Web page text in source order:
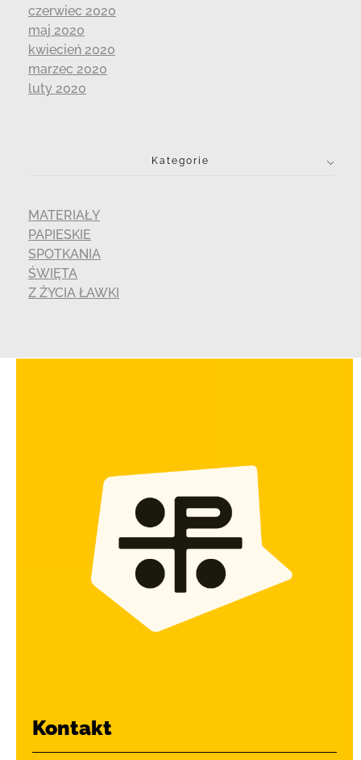
czerwiec 2020
maj 2020
kwiecień 2020
marzec 2020
luty 2020
Kategorie
MATERIAŁY
PAPIESKIE
SPOTKANIA
ŚWIĘTA
Z ŻYCIA ŁAWKI
Kontakt